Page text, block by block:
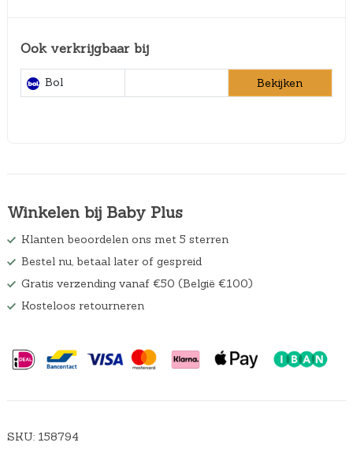
Ook verkrijgbaar bij
Bol Bekijken
Winkelen bij Baby Plus
Klanten beoordelen ons met 5 sterren
Bestel nu, betaal later of gespreid
Gratis verzending vanaf €50 (België €100)
Kosteloos retourneren
SKU: 158794